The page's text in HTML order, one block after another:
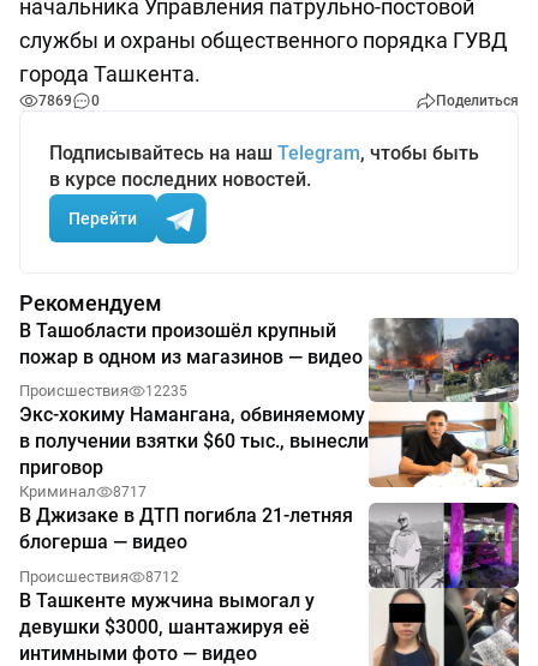
начальника Управления патрульно-постовой
службы и охраны общественного порядка ГУВД
города Ташкента.
7869 0 Поделиться
Подписывайтесь на наш Telegram, чтобы быть
в курсе последних новостей.
Перейти
Рекомендуем
В Ташобласти произошёл крупный
пожар в одном из магазинов — видео
Происшествия 12235
Экс-хокиму Намангана, обвиняемому
в получении взятки $60 тыс., вынесли
приговор
Криминал 8717
В Джизаке в ДТП погибла 21-летняя
блогерша — видео
Происшествия 8712
В Ташкенте мужчина вымогал у
девушки $3000, шантажируя её
интимными фото — видео